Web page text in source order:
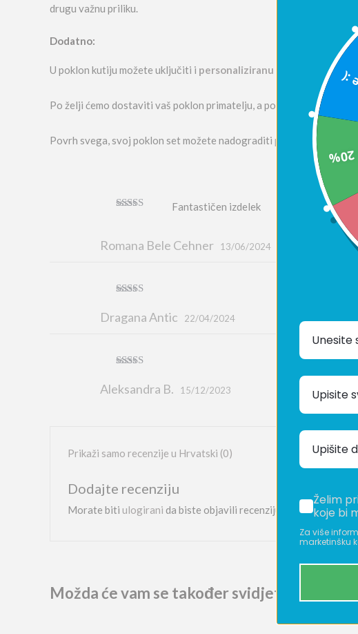
drugu važnu priliku.
Dodatno:
U poklon kutiju možete uključiti i personaliziranu čestitku (+2,95
Po želji ćemo dostaviti vaš poklon primatelju, a podrazumijeva se
Povrh svega, svoj poklon set možete nadograditi poklon listićima
Romana Bele Cehner 13/06/2024
Fantastičen izdelek
od 5
Dragana Antic 22/04/2024
od 5
Aleksandra B. 15/12/2023
Prikaži samo recenzije u Hrvatski (0)
Dodajte recenziju
Morate biti ulogirani da biste objavili recenziju.
Možda će vam se također svidjeti…
-
Upišite
Želim
koje bi
Za više
marketinšku